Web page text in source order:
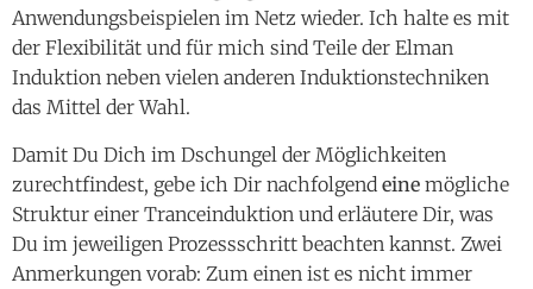
Anwendungsbeispielen im Netz wieder. Ich halte es mit
der Flexibilität und für mich sind Teile der Elman
Induktion neben vielen anderen Induktionstechniken
das Mittel der Wahl.
Damit Du Dich im Dschungel der Möglichkeiten
zurechtfindest, gebe ich Dir nachfolgend eine mögliche
Struktur einer Tranceinduktion und erläutere Dir, was
Du im jeweiligen Prozessschritt beachten kannst. Zwei
Anmerkungen vorab: Zum einen ist es nicht immer